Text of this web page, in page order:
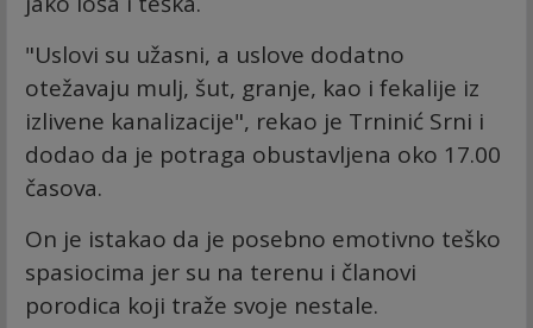
"Uslovi su užasni, a uslove dodatno
otežavaju mulj, šut, granje, kao i fekalije iz
izlivene kanalizacije", rekao je Trninić Srni i
dodao da je potraga obustavljena oko 17.00
časova.
On je istakao da je posebno emotivno teško
spasiocima jer su na terenu i članovi
porodica koji traže svoje nestale.